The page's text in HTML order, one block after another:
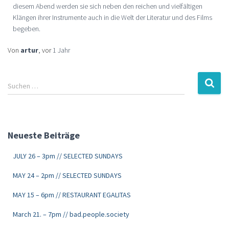
diesem Abend werden sie sich neben den reichen und vielfältigen
Klängen ihrer Instrumente auch in die Welt der Literatur und des Films
begeben.
Von artur, vor1 Jahr
Suchen …
Neueste Beiträge
JULY 26 – 3pm // SELECTED SUNDAYS
MAY 24 – 2pm // SELECTED SUNDAYS
MAY 15 – 6pm // RESTAURANT EGALITAS
March 21. – 7pm // bad.people.society